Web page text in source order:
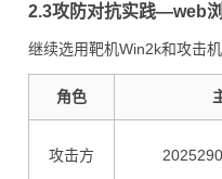
2.3攻防对抗实践—web
继续选用靶机Win2k和攻击机
角色
攻击方